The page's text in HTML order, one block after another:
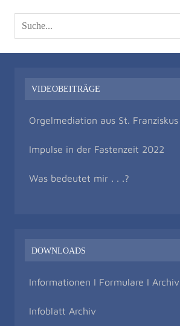
VIDEOBEITRÄGE
Orgelmediation aus St. Franziskus
Impulse in der Fastenzeit 2022
Was bedeutet mir . . .?
DOWNLOADS
Informationen I Formulare I Archiv
Infoblatt Archiv